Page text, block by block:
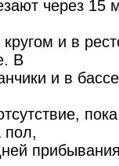
через 15
и в
В
и в
пол,